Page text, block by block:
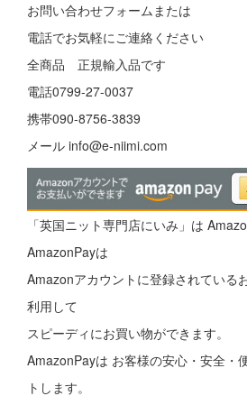
お問い合わせフォームまたは
電話でお気軽にご連絡ください
全商品 正規輸入品です
電話0799-27-0037
携帯090-8756-3839
メール info@e-niimi.com
「英国ニット専門店にいみ」は
AmazonPayは
Amazonアカウントに登録されている
利用して
スピーディにお買い物ができます。
AmazonPayは お客様の安心・安全・
トします。